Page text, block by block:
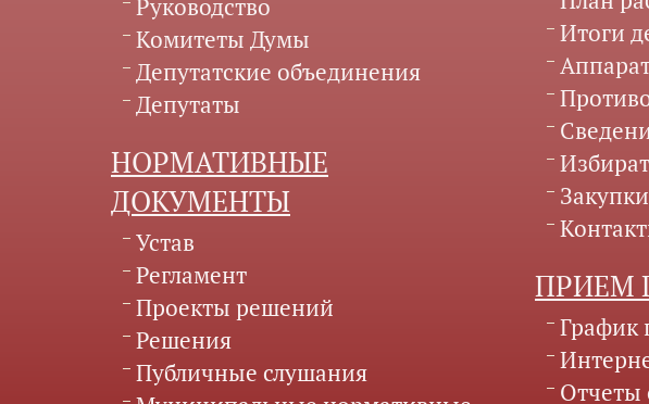
Руководство
Комитеты Думы
Депутатские объединения
Депутаты
НОРМАТИВНЫЕ
ДОКУМЕНТЫ
Устав
Регламент
Проекты решений
Решения
Публичные слушания
Итоги
Закупки
ПРИЕМ
График
Отчеты